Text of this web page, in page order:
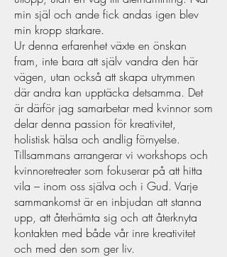
min själ och ande fick andas igen blev
min kropp starkare.
Ur denna erfarenhet växte en önskan
fram, inte bara att själv vandra den här
vägen, utan också att skapa utrymmen
där andra kan upptäcka detsamma. Det
är därför jag samarbetar med kvinnor som
delar denna passion för kreativitet,
holistisk hälsa och andlig förnyelse.
Tillsammans arrangerar vi workshops och
kvinnoretreater som fokuserar på att hitta
vila – inom oss själva och i Gud. Varje
sammankomst är en inbjudan att stanna
upp, att återhämta sig och att återknyta
kontakten med både vår inre kreativitet
och med den som ger liv.